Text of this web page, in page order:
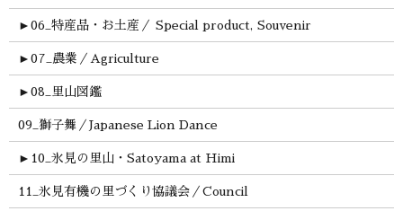
► 06_特産品・お土産／ Special product, Souvenir
► 07_農業／Agriculture
► 08_里山図鑑
09_獅子舞／Japanese Lion Dance
► 10_氷見の里山・Satoyama at Himi
11_氷見有機の里づくり協議会／Council